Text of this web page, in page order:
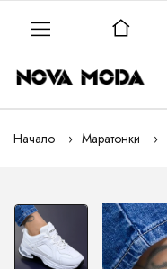
Начало Маратонки